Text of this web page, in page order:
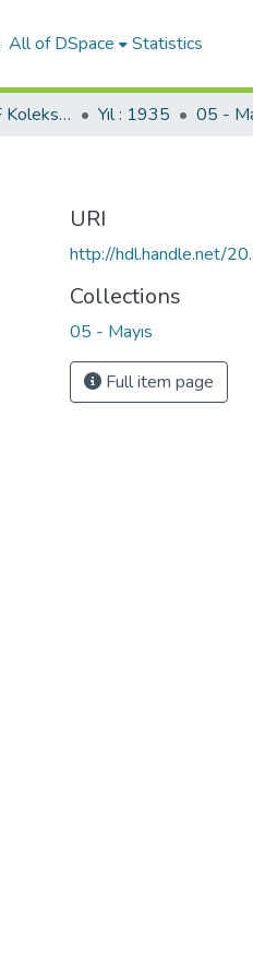
All of DSpace Statistics
Ulus Gazetesi (SBF Koleksiyonundan) Yıl : 1935 05 -
URI
http://hdl.handle.net/
Collections
05 - Mayıs
Full item page